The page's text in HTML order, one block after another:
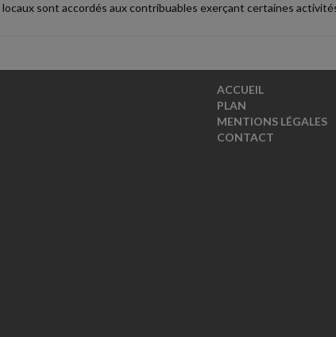
sont accordés aux contribuables exerçant certaines
ACCUEIL
PLAN
MENTIONS LÉGALES
CONTACT